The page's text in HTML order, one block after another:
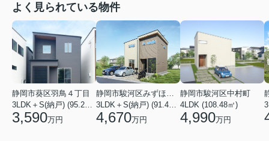
よく見られている物件
静岡市葵区羽鳥４丁目
3,590万円 4,670万円
静岡市駿河区中村町
4LDK (108.48㎡)
4,990万円